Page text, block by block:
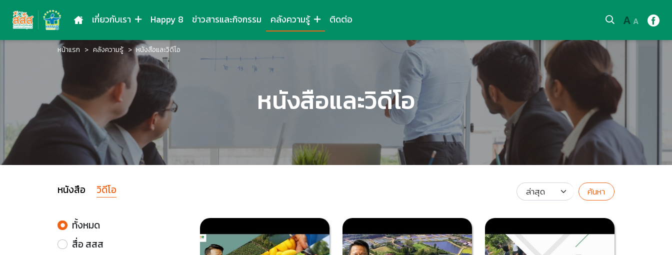
เกี่ยวกับเรา Happy 8 ข่าวสารและกิจกรรม คลังความรู้ ติดต่อ A A
หน้าแรก คลังความรู้ หนังสือและวิดีโอ
หนังสือและวิดีโอ
หนังสือ วิดีโอ ค้นหา
ทั้งหมด
สื่อ สสส